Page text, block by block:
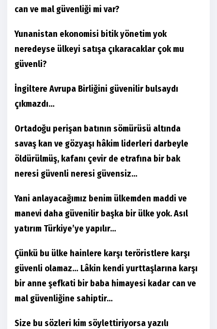
can ve mal güvenliği mi var?
Yunanistan ekonomisi bitik yönetim yok
neredeyse ülkeyi satışa çıkaracaklar çok mu
güvenli?
İngiltere Avrupa Birliğini güvenilir bulsaydı
çıkmazdı…
Ortadoğu perişan batının sömürüsü altında
savaş kan ve gözyaşı hâkim liderleri darbeyle
öldürülmüş, kafanı çevir de etrafına bir bak
neresi güvenli neresi güvensiz…
Yani anlayacağımız benim ülkemden maddi ve
manevi daha güvenilir başka bir ülke yok. Asıl
yatırım Türkiye’ye yapılır…
Çünkü bu ülke hainlere karşı teröristlere karşı
güvenli olamaz… Lâkin kendi yurttaşlarına karşı
bir anne şefkati bir baba himayesi kadar can ve
mal güvenliğine sahiptir…
Size bu sözleri kim söylettiriyorsa yazılı